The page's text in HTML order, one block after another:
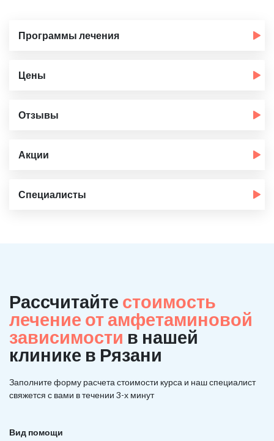
Программы лечения
Цены
Отзывы
Акции
Специалисты
Рассчитайте стоимость
лечение от амфетаминовой
зависимости в нашей
клинике в Рязани
Заполните форму расчета стоимости курса и наш специалист
свяжется с вами в течении 3-х минут
Вид помощи